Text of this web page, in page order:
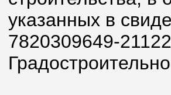
указанных в
7820309649-